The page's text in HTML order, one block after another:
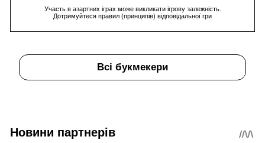
Участь в азартних іграх може викликати ігрову залежність.
Дотримуйтеся правил (принципів) відповідальної гри
Всі букмекери